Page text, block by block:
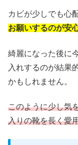
カビが少しでも心
お願いするのが安
綺麗になった後に
入れするのが結果
かもしれません。
このように少し気
入りの靴を長く愛